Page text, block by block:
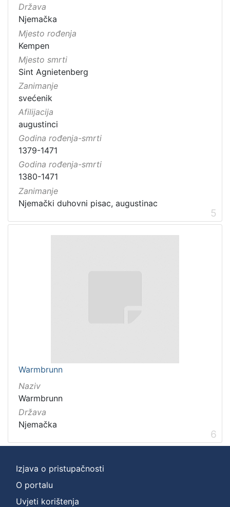
Država
Njemačka
Mjesto rođenja
Kempen
Mjesto smrti
Sint Agnietenberg
Zanimanje
svećenik
Afilijacija
augustinci
Godina rođenja-smrti
1379-1471
Godina rođenja-smrti
1380-1471
Zanimanje
5
Warmbrunn
Naziv
Warmbrunn
Država
Njemačka
6
Izjava o pristupačnosti
O portalu
Uvjeti korištenja